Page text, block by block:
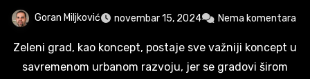
Goran Miljković novembar 15, 2024 Nema komentara
Zeleni grad, kao koncept, postaje sve važniji koncept u
savremenom urbanom razvoju, jer se gradovi širom